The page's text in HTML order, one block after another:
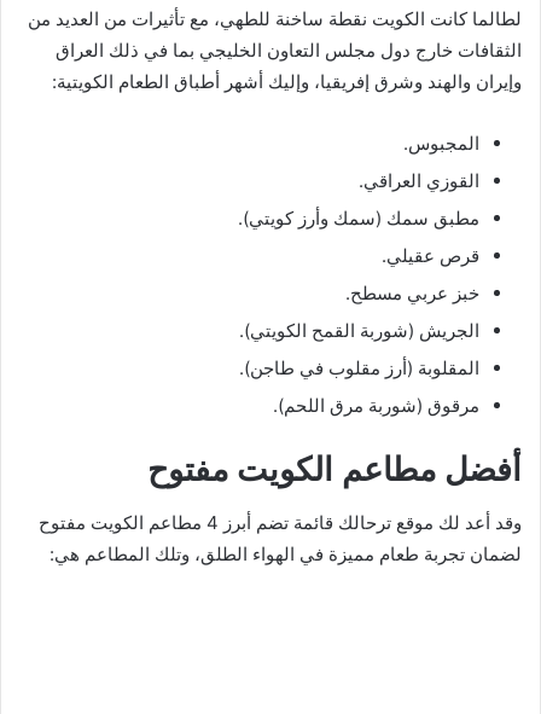
لطالما كانت الكويت نقطة ساخنة للطهي، مع تأثيرات من العديد من
الثقافات خارج دول مجلس التعاون الخليجي بما في ذلك العراق
وإيران والهند وشرق إفريقيا، وإليك أشهر أطباق الطعام الكويتية:
المجبوس.
القوزي العراقي.
مطبق سمك (سمك وأرز كويتي).
قرص عقيلي.
خبز عربي مسطح.
الجريش (شوربة القمح الكويتي).
المقلوبة (أرز مقلوب في طاجن).
مرقوق (شوربة مرق اللحم).
أفضل مطاعم الكويت مفتوح
وقد أعد لك موقع ترحالك قائمة تضم أبرز 4 مطاعم الكويت مفتوح
لضمان تجربة طعام مميزة في الهواء الطلق، وتلك المطاعم هي: